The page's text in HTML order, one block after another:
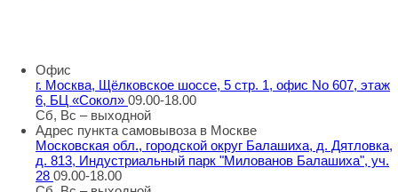
Офис
г. Москва, Щёлковское шоссе, 5 стр. 1, офис No 607, этаж
6, БЦ «Сокол» 09.00-18.00
Сб, Вс – выходной
Адрес пункта самовывоза в Москве
Московская обл., городской округ Балашиха, д. Дятловка,
д. 813, Индустриальный парк "Милованов Балашиха", уч.
28 09.00-18.00